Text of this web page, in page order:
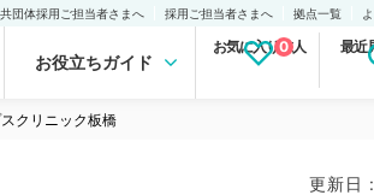
団体採用ご担当者さまへ 採用ご担当者さまへ 拠点一覧
お役立ちガイド
お気に入り求人
0 最近
クリニック板橋
更新日